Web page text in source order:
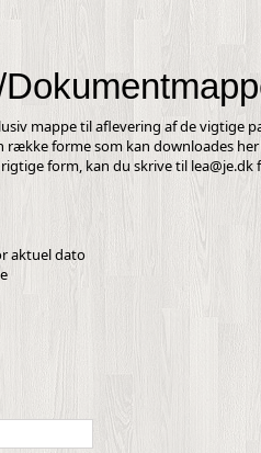
mappe til aflevering af de vigtige
række forme som kan downloades
form, kan du skrive til lea@je.dk
aktuel dato